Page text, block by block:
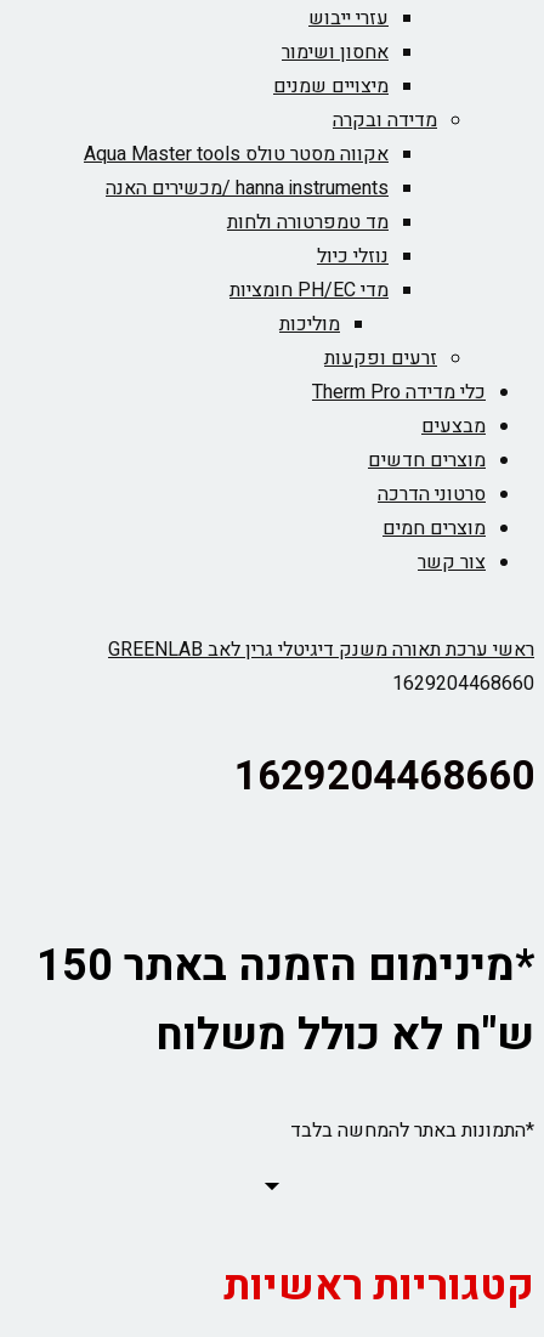
עזרי ייבוש
אחסון ושימור
מיצויים שמנים
מדידה ובקרה
אקווה מסטר טולס Aqua Master tools
hanna instruments /מכשירים האנה
מד טמפרטורה ולחות
נוזלי כיול
מדי PH/EC חומציות
מוליכות
זרעים ופקעות
כלי מדידה Therm Pro
מבצעים
מוצרים חדשים
סרטוני הדרכה
מוצרים חמים
צור קשר
ראשיערכת תאורה משנק דיגיטלי גרין לאב GREENLAB
1629204468660
1629204468660
*מינימום הזמנה באתר 150
ש"ח לא כולל משלוח
*התמונות באתר להמחשה בלבד
קטגוריות ראשיות